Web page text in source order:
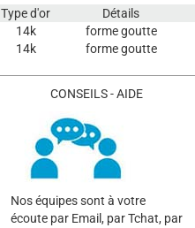
Type d'or Détails
14k forme goutte
14k forme goutte
CONSEILS - AIDE
Nos équipes sont à votre
écoute par Email, par Tchat, par